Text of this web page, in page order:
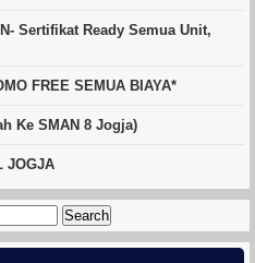
Sertifikat Ready Semua Unit,
FREE SEMUA BIAYA*
Ke SMAN 8 Jogja)
JOGJA